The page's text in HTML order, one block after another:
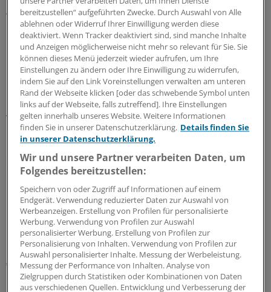
wichtig oder sogar sehr wichtig zu halten – auch bei
pflanzlichen sowie homöopathischen Präparaten.
Fast 90 Prozent der Bevölkerung möchten wenigstens in
Grundzügen wissen, was ein Arzneimittel im Körper
macht. "Wir sollten daher Patienten ausführlicher als
bisher über die therapeutische Wirkung und Wirkweise
von Medikamenten aufklären", folgert Dr. Hermann
Kortland, stellvertretender Hauptgeschäftsführer des
BAH, aus den Daten. "Denn ein informierter Patient
erhöht die Wahrscheinlichkeit der Therapietreue und
damit die Chance auf eine schnelle Genesung."
Schlagworte:
Arzneimittelpolitik Berufspolitik
Ihr Newsletter zum Thema
bereitzustellen“ aufgeführten Zwecke. Durch Auswahl von Alle
ablehnen oder Widerruf Ihrer Einwilligung werden diese
deaktiviert. Wenn Tracker deaktiviert sind, sind manche Inhalte
und Anzeigen möglicherweise nicht mehr so relevant für Sie. Sie
können dieses Menü jederzeit wieder aufrufen, um Ihre
Einstellungen zu ändern oder Ihre Einwilligung zu widerrufen,
indem Sie auf den Link Voreinstellungen verwalten am unteren
Rand der Webseite klicken [oder das schwebende Symbol unten
links auf der Webseite, falls zutreffend]. Ihre Einstellungen
gelten innerhalb unseres Website. Weitere Informationen
finden Sie in unserer Datenschutzerklärung. Details finden Sie
in unserer Datenschutzerklärung.
Wir und unsere Partner verarbeiten Daten, um
Folgendes bereitzustellen:
Speichern von oder Zugriff auf Informationen auf einem
Endgerät. Verwendung reduzierter Daten zur Auswahl von
Werbeanzeigen. Erstellung von Profilen für personalisierte
Werbung. Verwendung von Profilen zur Auswahl
personalisierter Werbung. Erstellung von Profilen zur
Personalisierung von Inhalten. Verwendung von Profilen zur
Auswahl personalisierter Inhalte. Messung der Werbeleistung.
Messung der Performance von Inhalten. Analyse von
Zielgruppen durch Statistiken oder Kombinationen von Daten
aus verschiedenen Quellen. Entwicklung und Verbesserung der